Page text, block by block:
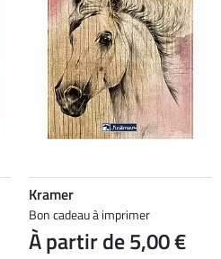
Kramer
Bon cadeau à imprimer
À partir de 5,00 €